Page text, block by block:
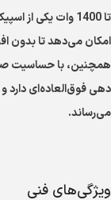
تا 1400 وات یکی
امکان می‌دهد تا بدون
دهی فوق‌العاده‌ای دارد
می‌رساند.
ویژگی‌های فنی